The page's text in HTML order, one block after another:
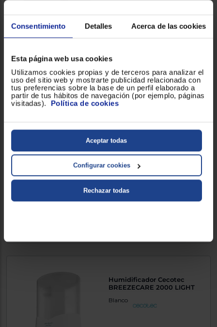
Consentimiento Detalles Acerca de las cookies
Esta página web usa cookies
Utilizamos cookies propias y de terceros para analizar el
uso del sitio web y mostrarte publicidad relacionada con
tus preferencias sobre la base de un perfil elaborado a
partir de tus hábitos de navegación (por ejemplo, páginas
visitadas). Política de cookies
Aceptar todas
Configurar cookies
Rechazar todas
PUREAROMA 550
CONNECTED BLACK WOODY
37,90 €
Comparar
Difusor de aromas Cecotec
PUREAROMA 550
CONNECTED WHITE
WOODY
Blanco/Madera
Humidificador Cecotec
BREEZECARE 2000 LIGHT
Blanco